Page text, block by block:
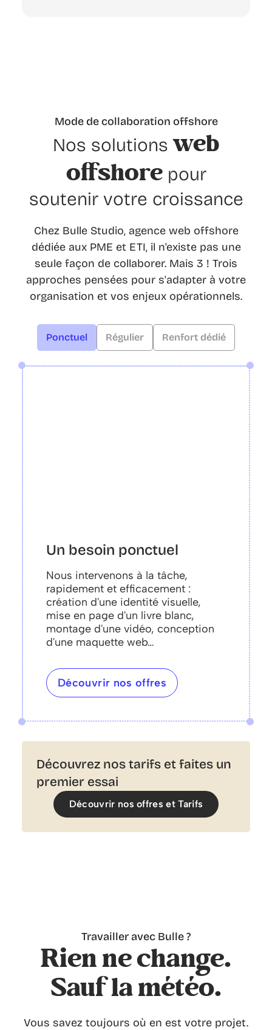
Mode de collaboration offshore
Nos solutionsweb
offshorepour
soutenir votre croissance
Chez Bulle Studio, agence web offshore
dédiée aux PME et ETI, il n'existe pas une
seule façon de collaborer. Mais 3 ! Trois
approches pensées pour s'adapter à votre
organisation et vos enjeux opérationnels.
Ponctuel Régulier Renfort dédié
Un besoin ponctuel
Nous intervenons à la tâche,
rapidement et efficacement :
création d'une identité visuelle,
mise en page d'un livre blanc,
montage d'une vidéo, conception
d'une maquette web…
Découvrir nos offres
Découvrez nos tarifs et faites un
premier essai
Découvrir nos offres et Tarifs
Travailler avec Bulle ?
Rien ne change.
Sauf la météo.
Vous savez toujours où en est votre projet.